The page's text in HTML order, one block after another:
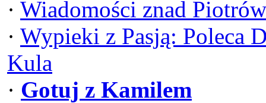
· Wiadomości znad
· Wypieki z Pasją: Poleca
Kula
· Gotuj z Kamilem